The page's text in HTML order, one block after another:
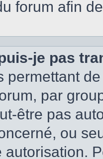
forum afin
je pas
permettant
par
être pas
ou